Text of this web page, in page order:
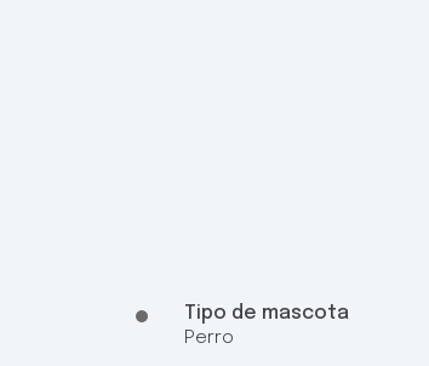
Tipo de mascota
Perro